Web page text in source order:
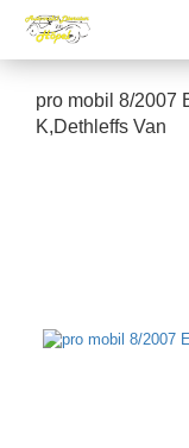
pro mobil 8/2007
K,Dethleffs Van